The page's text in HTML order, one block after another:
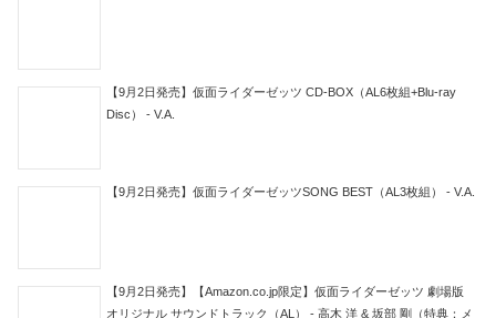
【9月2日発売】仮面ライダーゼッツ CD-BOX（AL6枚組+Blu-ray
Disc） - V.A.
【9月2日発売】仮面ライダーゼッツSONG BEST（AL3枚組） - V.A.
【9月2日発売】【Amazon.co.jp限定】仮面ライダーゼッツ 劇場版
オリジナル サウンドトラック（AL） - 高木 洋 & 坂部 剛（特典：メ